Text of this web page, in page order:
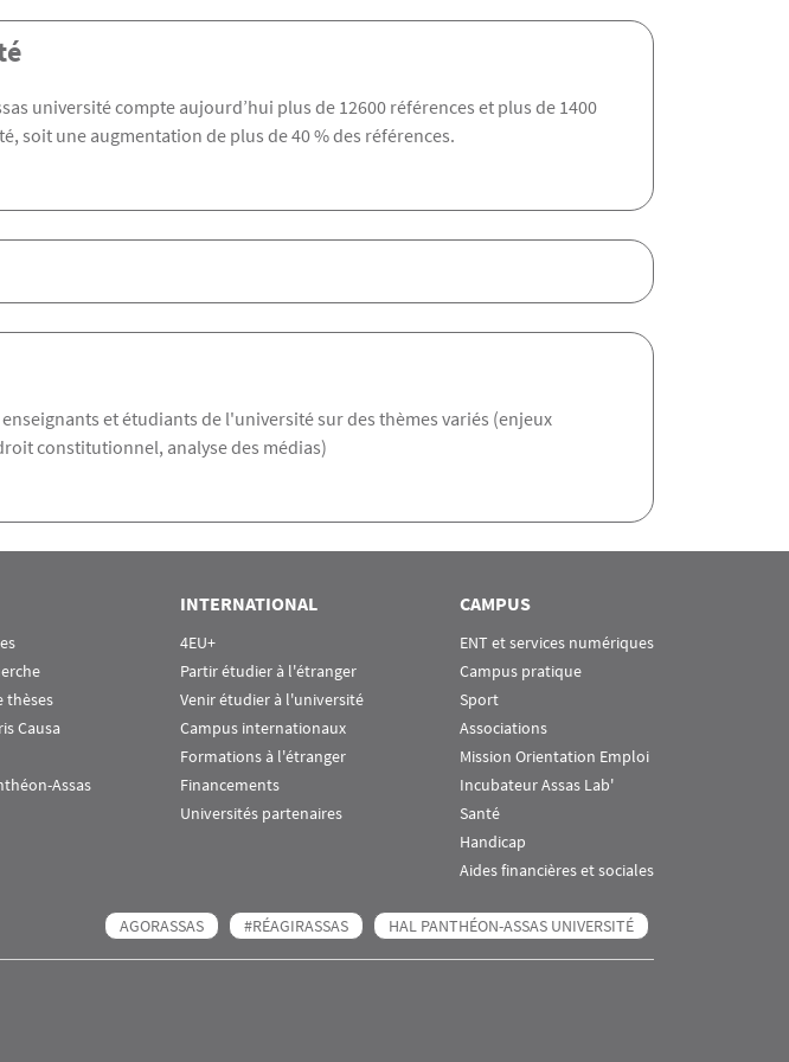
université compte aujourd’hui plus de 12600 références et plus de 1400
soit une augmentation de plus de 40 % des références.
et étudiants de l'université sur des thèmes variés (enjeux
constitutionnel, analyse des médias)
thèses
Causa
Assas
INTERNATIONAL
4EU+
Partir étudier à l'étranger
Venir étudier à l'université
Campus internationaux
Formations à l'étranger
Financements
Universités partenaires
CAMPUS
ENT et services numériques
Campus pratique
Sport
Associations
Mission Orientation Emploi
Incubateur Assas Lab'
Santé
Handicap
Aides financières et sociales
AGORASSAS #RÉAGIRASSAS HAL PANTHÉON-ASSAS UNIVERSITÉ